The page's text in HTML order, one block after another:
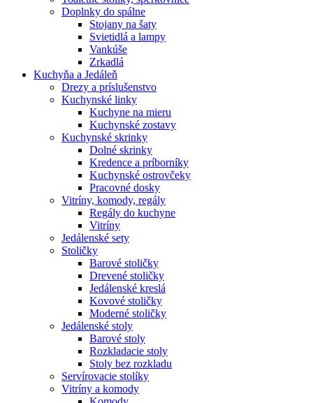
Doplnky do spálne
Stojany na šaty
Svietidlá a lampy
Vankúše
Zrkadlá
Kuchyňa a Jedáleň
Drezy a príslušenstvo
Kuchynské linky
Kuchyne na mieru
Kuchynské zostavy
Kuchynské skrinky
Dolné skrinky
Kredence a príborníky
Kuchynské ostrovčeky
Pracovné dosky
Vitríny, komody, regály
Regály do kuchyne
Vitríny
Jedálenské sety
Stoličky
Barové stoličky
Drevené stoličky
Jedálenské kreslá
Kovové stoličky
Moderné stoličky
Jedálenské stoly
Barové stoly
Rozkladacie stoly
Stoly bez rozkladu
Servírovacie stolíky
Vitríny a komody